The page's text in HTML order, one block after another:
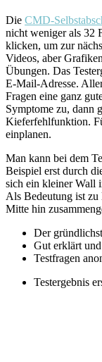
Die CMD-
nicht weniger als 32
klicken, um zur
Videos, aber
Übungen. Das
E-Mail-Adresse.
Fragen eine ganz
Symptome zu, dann
Kieferfehlfunktion.
einplanen.
Man kann bei dem
Beispiel erst durch
sich ein kleiner Wall
Als Bedeutung ist zu
Mitte hin
Der
Gut erklärt
Testfragen
Testergebnis